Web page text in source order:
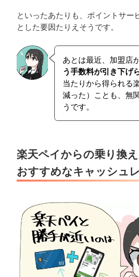
といったあたりも、ポイントサー
とした要因たりえそうです。
あとは最近、加盟店
う手数料が引き下げ
当たりから得られる
減った）ことも、無
うです。
楽天ペイからの乗り換
おすすめなキャッシュ